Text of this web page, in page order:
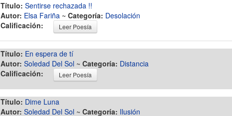
Título: Sentirse rechazada !!
Autor: Elsa Fariña ~ Categoría: Desolación
Calificación:
Leer Poesía
Título: En espera de tí
Autor: Soledad Del Sol ~ Categoría: Distancia
Calificación:
Leer Poesía
Título: Dime Luna
Autor: Soledad Del Sol ~ Categoría: Ilusión